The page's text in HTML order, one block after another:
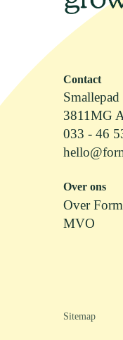
Contact
Smallepad
3811MG
033 - 46
Over ons
Over
MVO
Sitemap